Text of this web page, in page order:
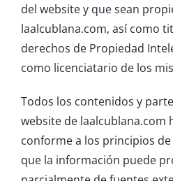
del website y que sean
laalcublana.com, así como
derechos de Propiedad
como licenciatario de los
Todos los contenidos y
website de laalcublana.com
conforme a los principios
que la información puede